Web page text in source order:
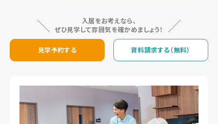
入居をお考えなら、
ぜひ見学して雰囲気を確かめましょう！
見学予約する 資料請求する（無料）